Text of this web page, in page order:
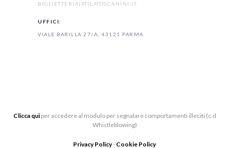
BIGLIETTERIA[AT]LATOSCANINI.IT
UFFICI:
VIALE BARILLA 27/A, 43121 PARMA
Clicca quiper accedere al modulo per segnalare comportamenti illeciti (c.d
Whistleblowing)
Privacy Policy- Cookie Policy